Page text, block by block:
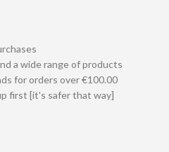
a wide range of products
for orders over €100.00
first [it's safer that way]